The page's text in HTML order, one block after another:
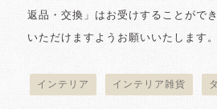
返品・交換」はお受けすることがで
いただけますようお願いいたします。
インテリア インテリア雑貨